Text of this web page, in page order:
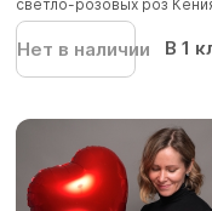
светло-розовых роз
Нет в наличии В 1